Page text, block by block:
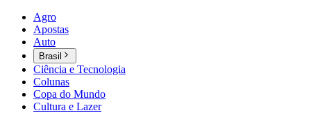
Agro
Apostas
Auto
Brasil
Ciência e Tecnologia
Colunas
Copa do Mundo
Cultura e Lazer